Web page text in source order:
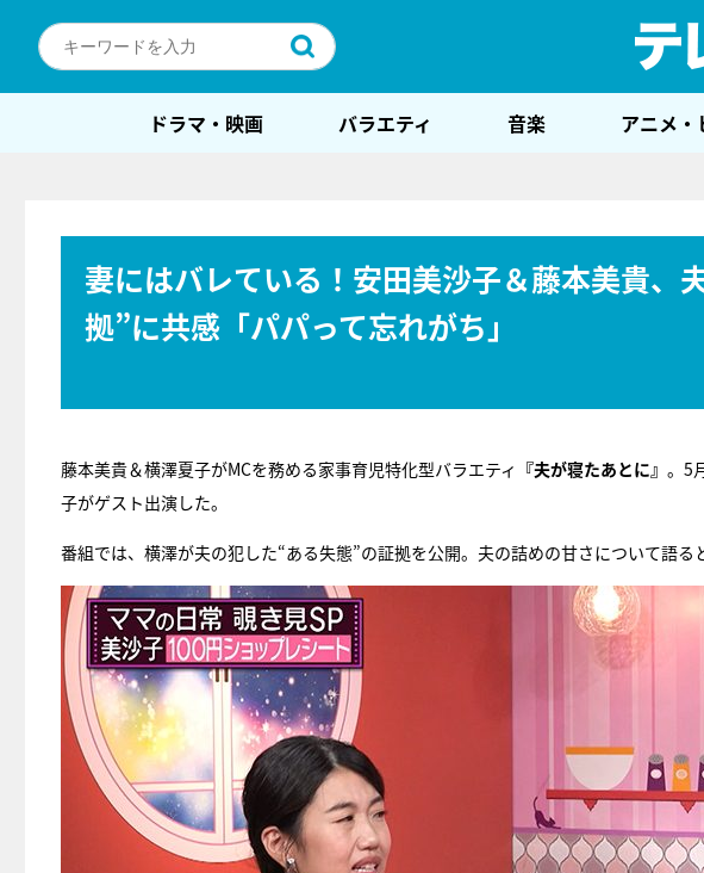
ドラマ・映画 バラエティ 音楽 アニメ・
妻にはバレている！安田美沙子＆藤本美貴、
拠”に共感「パパって忘れがち」
藤本美貴＆横澤夏子がMCを務める家事育児特化型バラエティ 『夫が寝たあとに』 。5
子がゲスト出演した。
番組では、横澤が夫の犯した“ある失態”の証拠を公開。夫の詰めの甘さについて語る